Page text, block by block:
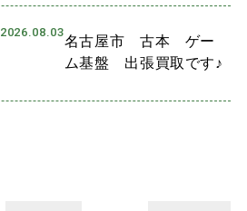
2026.08.03
名古屋市 古本 ゲー
ム基盤 出張買取です♪